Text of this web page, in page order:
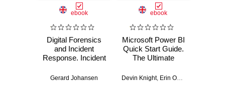
ebook
Digital Forensics
and Incident
Response. Incident
and techniques for
Gerard Johansen
ebook
Microsoft Power BI
Quick Start Guide.
The Ultimate
to Power BI, Data
Devin Knight, Erin Ostrowsky